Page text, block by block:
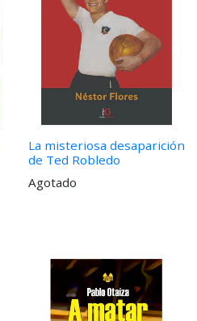
La misteriosa desaparición
de Ted Robledo
Agotado